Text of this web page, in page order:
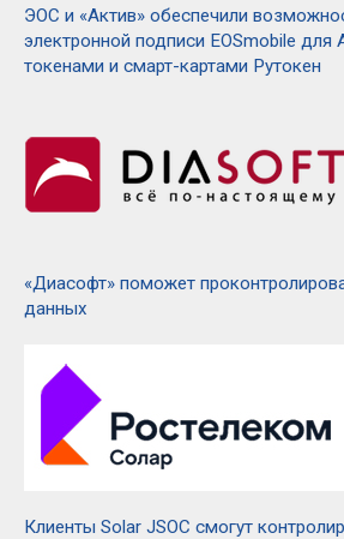
ЭОС и «Актив» обеспечили
электронной подписи EOSmobile для
токенами и смарт-картами Рутокен
«Диасофт» поможет
данных
Клиенты Solar JSOC смогут